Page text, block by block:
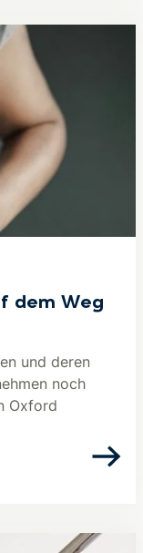
dem Weg
und deren
noch
Oxford